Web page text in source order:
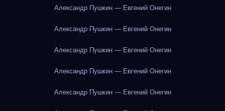
Александр Пушкин — Евгений Онегин
Александр Пушкин — Евгений Онегин
Александр Пушкин — Евгений Онегин
Александр Пушкин — Евгений Онегин
Александр Пушкин — Евгений Онегин